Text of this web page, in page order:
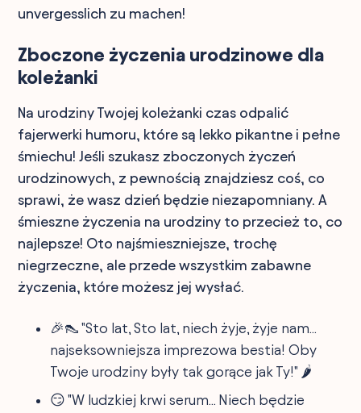
unvergesslich zu machen!
Zboczone życzenia urodzinowe dla
koleżanki
Na urodziny Twojej koleżanki czas odpalić
fajerwerki humoru, które są lekko pikantne i pełne
śmiechu! Jeśli szukasz zboczonych życzeń
urodzinowych, z pewnością znajdziesz coś, co
sprawi, że wasz dzień będzie niezapomniany. A
śmieszne życzenia na urodziny to przecież to, co
najlepsze! Oto najśmieszniejsze, trochę
niegrzeczne, ale przede wszystkim zabawne
życzenia, które możesz jej wysłać.
🎉👠 "Sto lat, Sto lat, niech żyje, żyje nam...
najseksowniejsza imprezowa bestia! Oby
Twoje urodziny były tak gorące jak Ty!" 🌶️
😏 "W ludzkiej krwi serum... Niech będzie